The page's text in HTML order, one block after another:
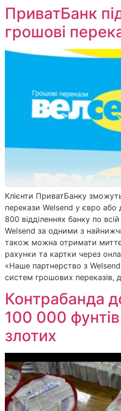
ПриватБанк
грошові
​Клієнти ПриватБанку
перекази Welsend у євро
800 відділеннях банку по
Welsend за одними з
також можна отримати
рахунки та картки через
«Наше партнерство з
систем грошових переказів,
Контрабанда
100 000
злотих